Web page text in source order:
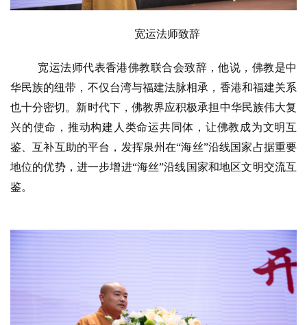
宽运法师致辞
宽运法师代表香港佛教联合会致辞，他说，佛教是中
华民族的纽带，不仅台湾与福建法脉相承，香港和福建关系
也十分密切。新时代下，佛教界应积极承担中华民族伟大复
兴的使命，推动构建人类命运共同体，让佛教成为文明互
鉴、互补互助的平台，发挥泉州在“海丝”沿线国家占据重要
地位的优势，进一步增进“海丝”沿线国家和地区文明交流互
鉴。